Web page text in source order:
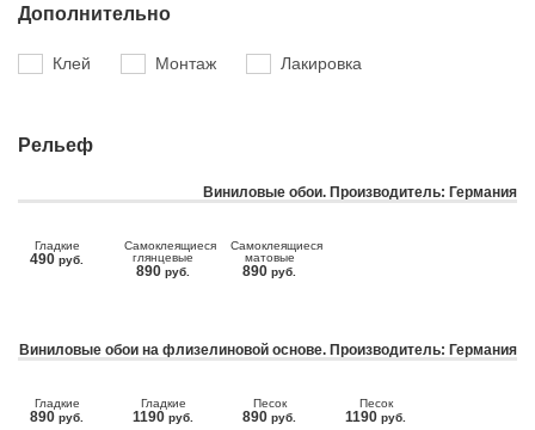
Дополнительно
Клей Монтаж Лакировка
Рельеф
Виниловые обои. Производитель: Германия
Гладкие
490 руб.
Самоклеящиеся
глянцевые
890 руб.
Самоклеящиеся
матовые
890 руб.
Виниловые обои на флизелиновой основе. Производитель: Германия
Гладкие
890 руб.
Гладкие
1190 руб.
Песок
890 руб.
Песок
1190 руб.